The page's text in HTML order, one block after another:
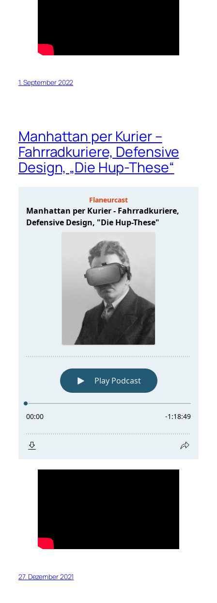
1. September 2022
Manhattan per Kurier –
Fahrradkuriere, Defensive
Design, „Die Hup-These“
27. Dezember 2021